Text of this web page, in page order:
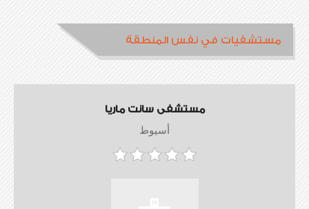
مستشفيات في نفس المنطقة
مستشفى سانت ماريا
أسيوط